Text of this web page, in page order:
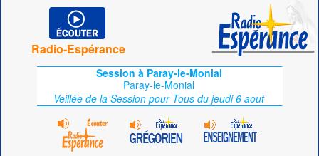
Radio-Espérance
Session à Paray-le-Monial
Paray-le-Monial
Veillée de la Session pour Tous du jeudi 6 aout